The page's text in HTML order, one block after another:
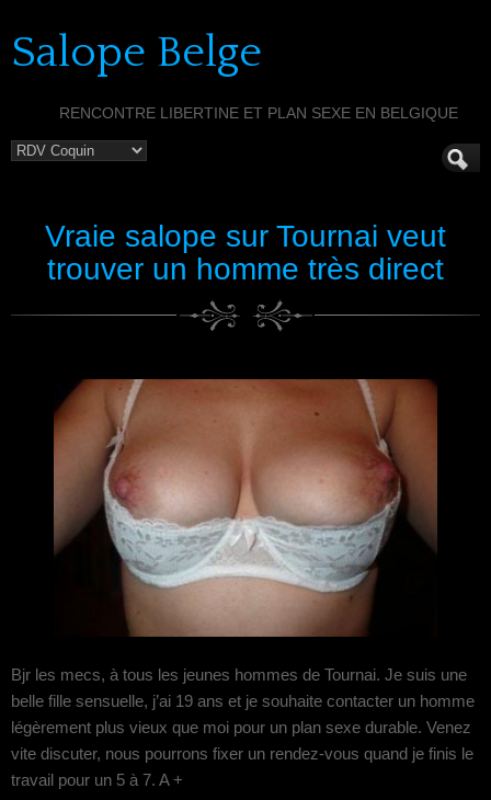
Salope Belge
RENCONTRE LIBERTINE ET PLAN SEXE EN BELGIQUE
Vraie salope sur Tournai veut
trouver un homme très direct
Bjr les mecs, à tous les jeunes hommes de Tournai. Je suis une
belle fille sensuelle, j’ai 19 ans et je souhaite contacter un homme
légèrement plus vieux que moi pour un plan sexe durable. Venez
vite discuter, nous pourrons fixer un rendez-vous quand je finis le
travail pour un 5 à 7. A +